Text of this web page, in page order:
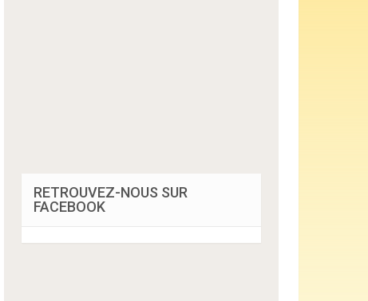
RETROUVEZ-NOUS SUR
FACEBOOK